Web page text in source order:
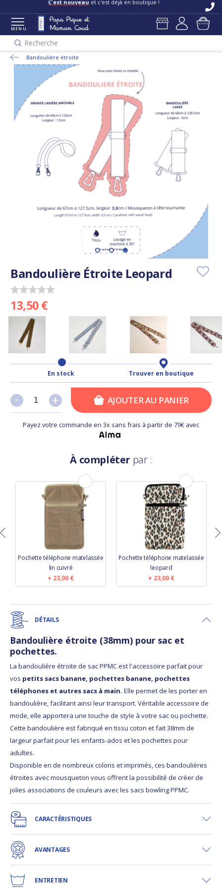
C'est nouveau et c'est déjà en boutique !
MENU
Recherche
Bandoulière étroite
Bandoulière Étroite Leopard
13,50 €
En stock Trouver en boutique
+
- +
- AJOUTER AU PANIER
Payez votre commande en 3x sans frais à partir de 79€ avec
À compléter par :
Pochette téléphone matelassée
lin cuivré
23,00 €
Pochette téléphone matelassée
leopard
23,00 €
DÉTAILS
Bandoulière étroite (38mm) pour sac et
pochettes.
La bandoulière étroite de sac PPMC est l'accessoire parfait pour
vos petits sacs banane, pochettes banane, pochettes
téléphones et autres sacs à main. Elle permet de les porter en
bandoulière, facilitant ainsi leur transport. Véritable accessoire de
mode, elle apportera une touche de style à votre sac ou pochette.
Cette bandoulière est fabriqué en tissu coton et fait 38mm de
largeur parfait pour les enfants-ados et les pochettes pour
adultes.
Disponible en de nombreux coloris et imprimés, ces bandoulières
étroites avec mousqueton vous offrent la possibilité de créer de
jolies associations de couleurs avec les sacs bowling PPMC.
CARACTÉRISTIQUES
AVANTAGES
ENTRETIEN